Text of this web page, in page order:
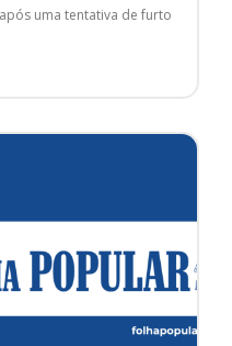
uma tentativa de furto